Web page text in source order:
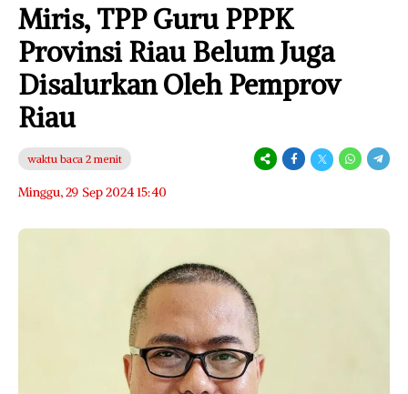
Miris, TPP Guru PPPK
Provinsi Riau Belum Juga
Disalurkan Oleh Pemprov
Riau
waktu baca 2 menit
Minggu, 29 Sep 2024 15:40